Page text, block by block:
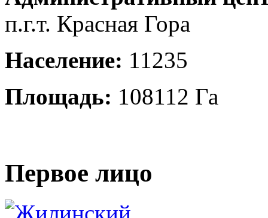
п.г.т. Красная Гора
Население: 11235
Площадь: 108112 Га
Первое лицо